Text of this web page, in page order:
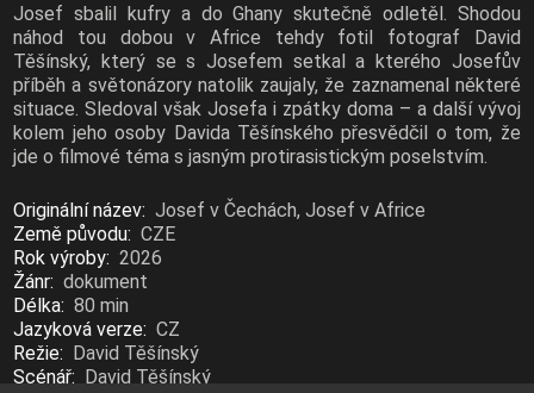
Josef sbalil kufry a do Ghany skutečně odletěl. Shodou
náhod tou dobou v Africe tehdy fotil fotograf David
Těšínský, který se s Josefem setkal a kterého Josefův
příběh a světonázory natolik zaujaly, že zaznamenal některé
situace. Sledoval však Josefa i zpátky doma – a další vývoj
kolem jeho osoby Davida Těšínského přesvědčil o tom, že
jde o filmové téma s jasným protirasistickým poselstvím.
Originální název: Josef v Čechách, Josef v Africe
Země původu: CZE
Rok výroby: 2026
Žánr: dokument
Délka: 80 min
Jazyková verze: CZ
Režie: David Těšínský
Scénář: David Těšínský